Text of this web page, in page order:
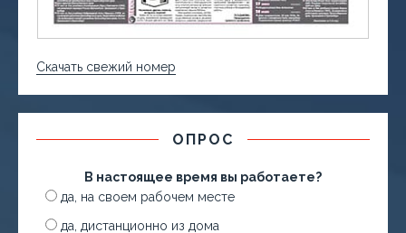
Скачать свежий номер
ОПРОС
В настоящее время вы работаете?
да, на своем рабочем месте
да, дистанционно из дома